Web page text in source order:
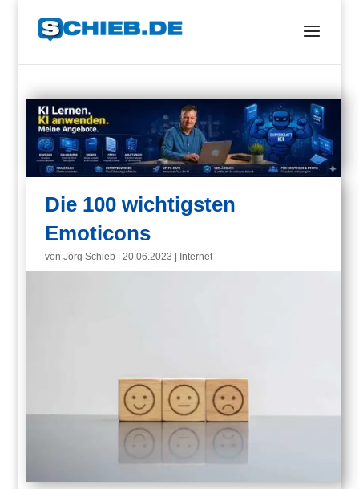
Die 100 wichtigsten
Emoticons
vonJörg Schieb |20.06.2023 Internet